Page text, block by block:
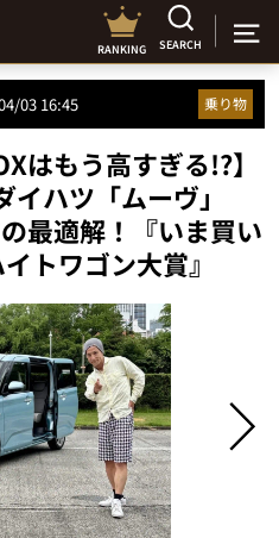
RANKING SEARCH
03 16:45 乗り物
はもう高すぎる!?】
ハツ「ムーヴ」
最適解！『いま買い
トワゴン大賞』